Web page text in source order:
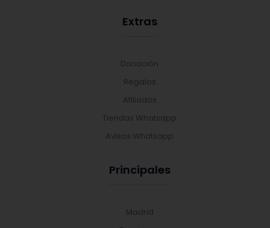
Extras
Donación
Regalos
Afiliados
Tiendas Whatsapp
Avisos Whatsapp
Principales
Madrid